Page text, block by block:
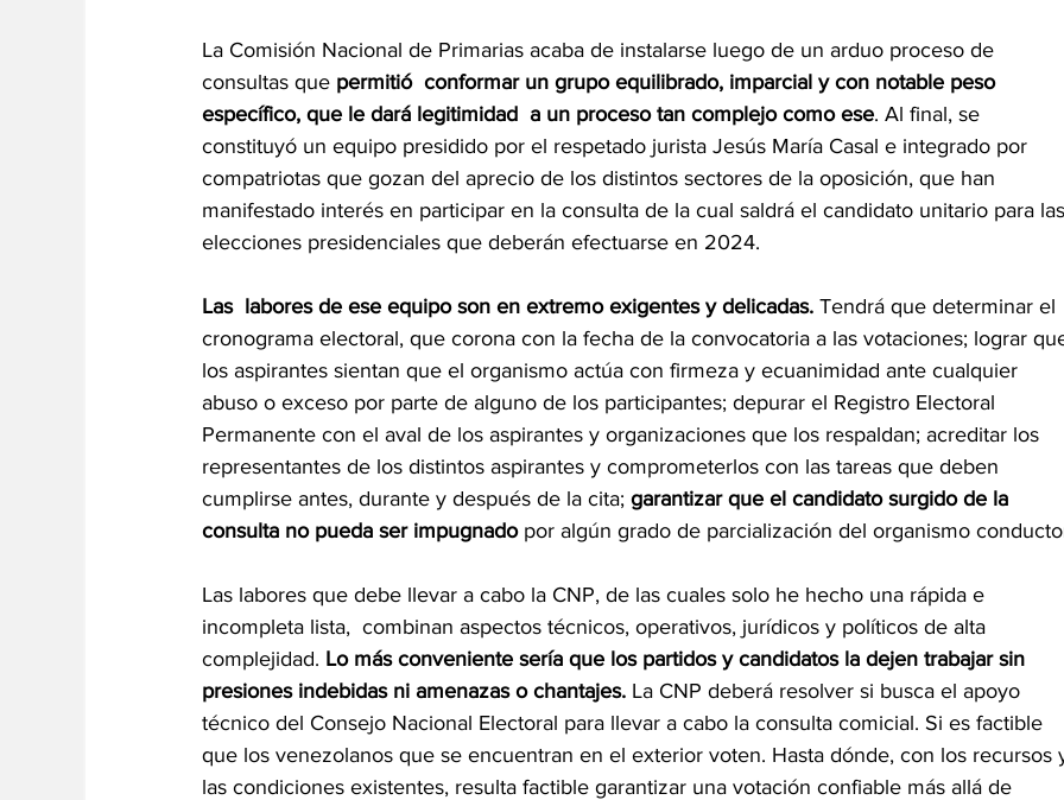
La Comisión Nacional de Primarias acaba de instalarse luego de un arduo proceso de
consultas que permitió  conformar un grupo equilibrado, imparcial y con notable peso
específico, que le dará legitimidad  a un proceso tan complejo como ese. Al final, se
constituyó un equipo presidido por el respetado jurista Jesús María Casal e integrado por
compatriotas que gozan del aprecio de los distintos sectores de la oposición, que han
manifestado interés en participar en la consulta de la cual saldrá el candidato unitario para las
elecciones presidenciales que deberán efectuarse en 2024.
Las  labores de ese equipo son en extremo exigentes y delicadas. Tendrá que determinar el
cronograma electoral, que corona con la fecha de la convocatoria a las votaciones; lograr
los aspirantes sientan que el organismo actúa con firmeza y ecuanimidad ante cualquier
abuso o exceso por parte de alguno de los participantes; depurar el Registro Electoral
Permanente con el aval de los aspirantes y organizaciones que los respaldan; acreditar los
representantes de los distintos aspirantes y comprometerlos con las tareas que deben
cumplirse antes, durante y después de la cita; garantizar que el candidato surgido de la
consulta no pueda ser impugnado por algún grado de parcialización del organismo
Las labores que debe llevar a cabo la CNP, de las cuales solo he hecho una rápida e
incompleta lista,  combinan aspectos técnicos, operativos, jurídicos y políticos de alta
complejidad. Lo más conveniente sería que los partidos y candidatos la dejen trabajar sin
presiones indebidas ni amenazas o chantajes. La CNP deberá resolver si busca el apoyo
técnico del Consejo Nacional Electoral para llevar a cabo la consulta comicial. Si es factible
que los venezolanos que se encuentran en el exterior voten. Hasta dónde, con los recursos
las condiciones existentes, resulta factible garantizar una votación confiable más allá de